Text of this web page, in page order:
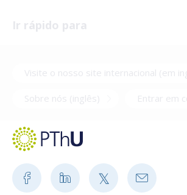
Ir rápido para
Visite o nosso site internacional (em
Sobre nós (inglês) Entrar em